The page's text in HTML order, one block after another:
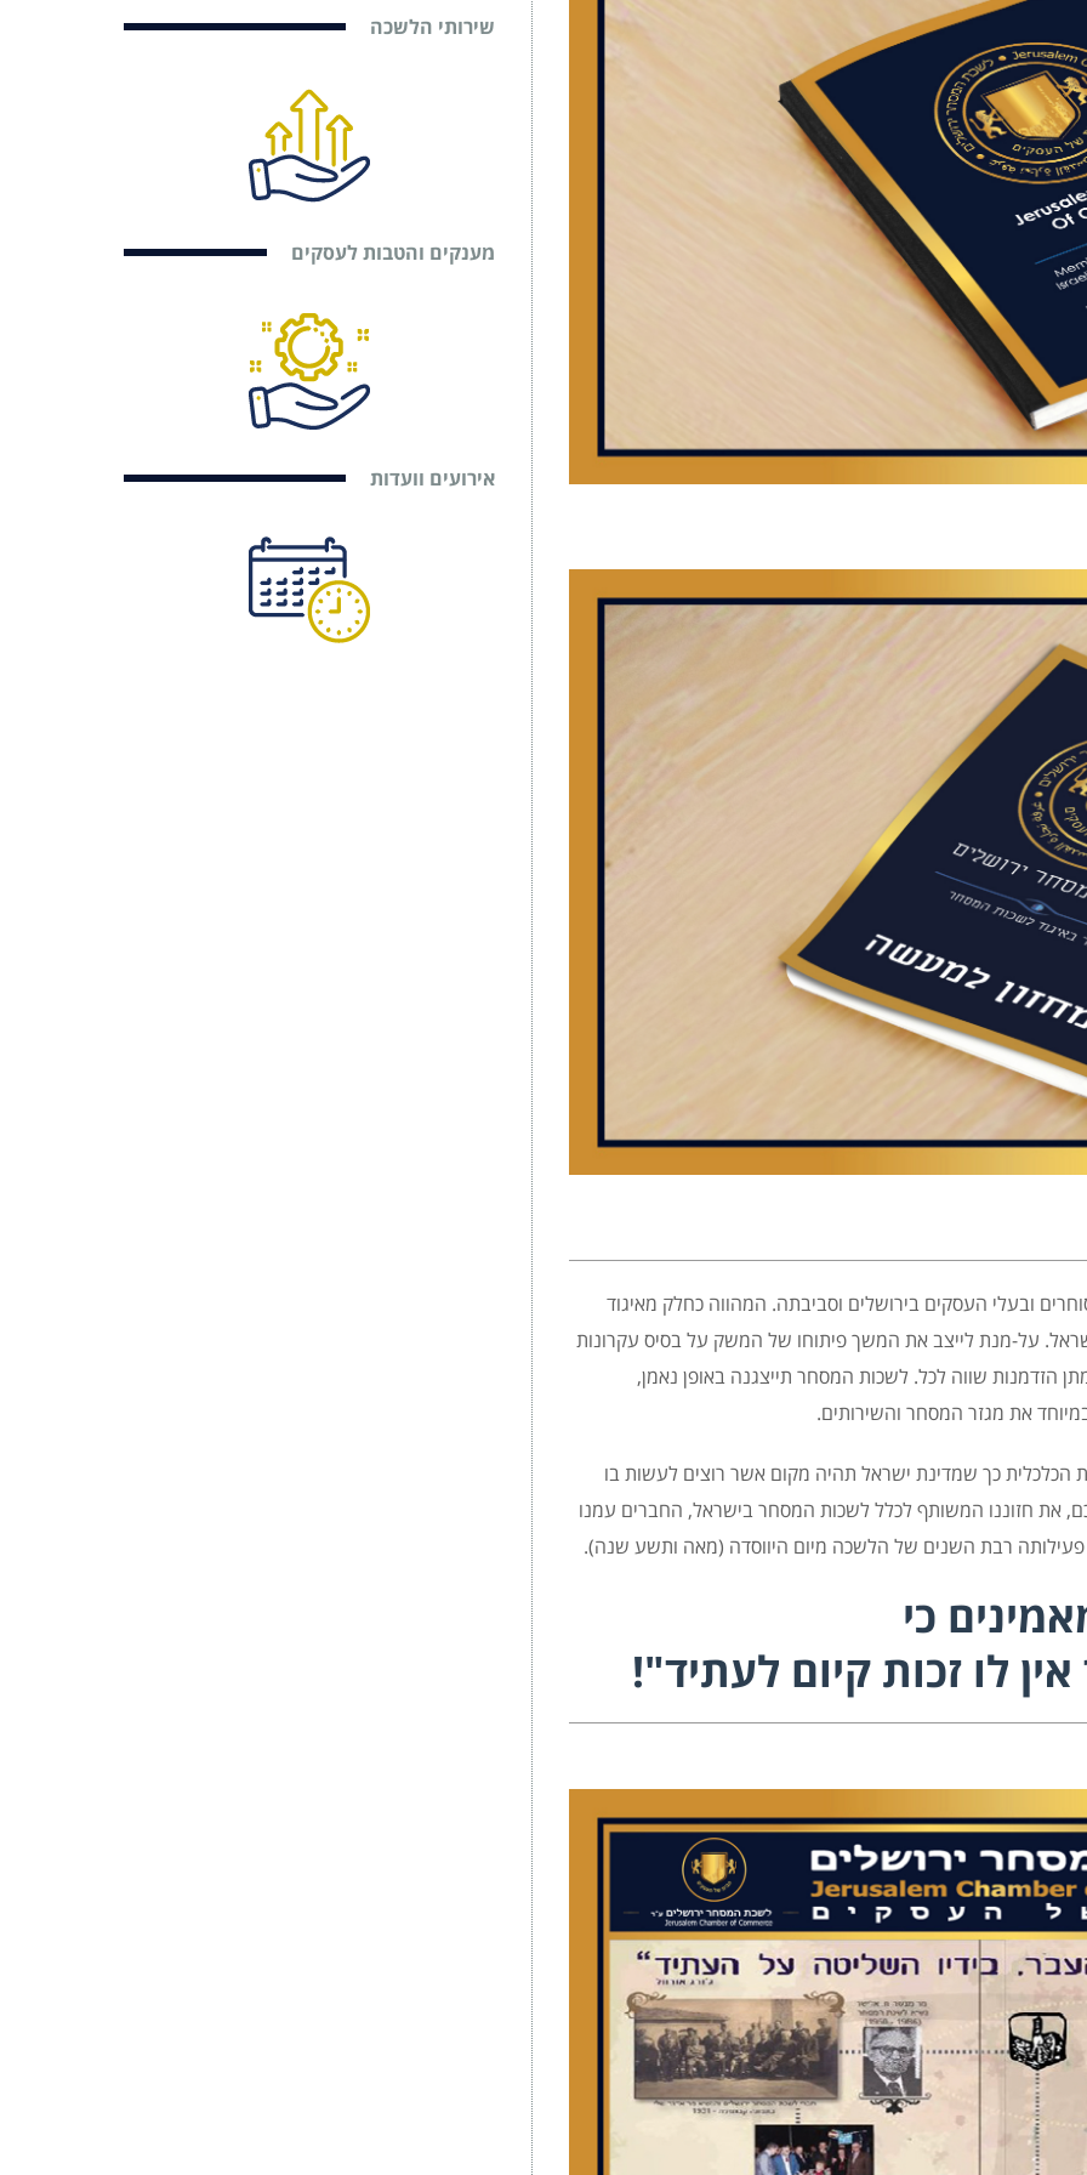
ובעלי העסקים בירושלים וסביבתה. המהווה כחלק מאיגוד
על-מנת לייצב את המשך פיתוחו של המשק על בסיס עקרונות
הזדמנות שווה לכל. לשכות המסחר תייצגנה באופן נאמן,
את מגזר המסחר והשירותים.
הכלכלית כך שמדינת ישראל תהיה מקום אשר רוצים לעשות בו
את חזוננו המשותף לכלל לשכות המסחר בישראל, החברים עמנו
רבת השנים של הלשכה מיום היווסדה (מאה ותשע שנה).
כי
לו זכות קיום לעתיד"!
שירותי הלשכה
מענקים והטבות לעסקים
אירועים וועדות